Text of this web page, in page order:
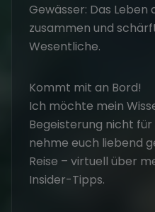
Gewässer: Das Leben
zusammen und
Wesentliche.
Kommt mit an Bord!
Ich möchte mein
Begeisterung nicht
nehme euch liebend
Reise – virtuell über
Insider-Tipps.